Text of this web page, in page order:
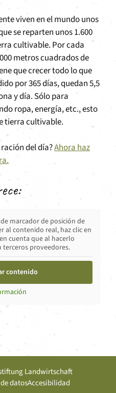
viven en el mundo unos
se reparten unos 1.600
cultivable. Por cada
metros cuadrados de
que crecer todo lo que
por 365 días, quedan 5,5
y día. Sólo para
ropa, energía, etc., esto
tierra cultivable.
del día?Ahora haz
marcador de posición de
al contenido real, haz clic en
cuenta que al hacerlo
proveedores.
contenido
Landwirtschaft
datosAccesibilidad